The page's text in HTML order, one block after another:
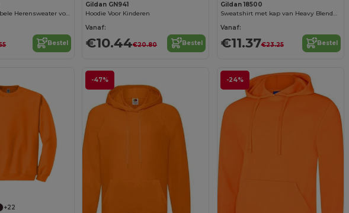
Gildan Comfortabele Herensweater voor Winterdagen
Bestel
Gildan GN941
Hoodie Voor Kinderen
Vanaf:
€10.44€20.80 Bestel
Gildan 18500
Sweatshirt met kap van Heavy Blend™ voor volwassenen
Vanaf:
€11.37€23.25 Bestel
+22
-47% -24%